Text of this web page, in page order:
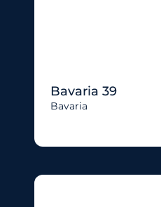
Bavaria 39
Bavaria